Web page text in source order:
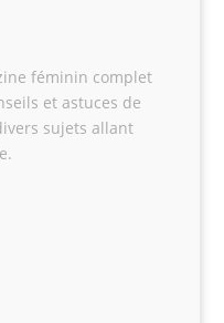
féminin complet
et astuces de
sujets allant